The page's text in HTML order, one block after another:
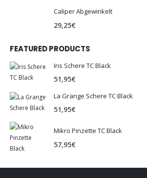
Caliper Abgewinkelt
29,25€
FEATURED PRODUCTS
Iris Schere TC Black
51,95€
La Grange Schere TC Black
51,95€
Mikro Pinzette TC Black
57,95€